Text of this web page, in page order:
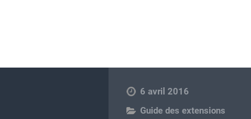
6 avril 2016
Guide des extensions